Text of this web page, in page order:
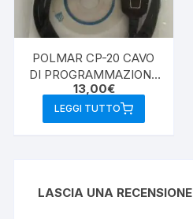
POLMAR CP-20 CAVO
DI PROGRAMMAZIONE
DB-54, DB-25
13,00€
LEGGI TUTTO
LASCIA UNA RECENSIONE